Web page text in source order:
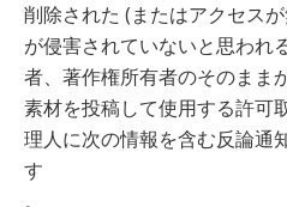
削除された (またはアクセス
が侵害されていないと思われ
者、著作権所有者のそのまま
素材を投稿して使用する許可
理人に次の情報を含む反論通
す
。